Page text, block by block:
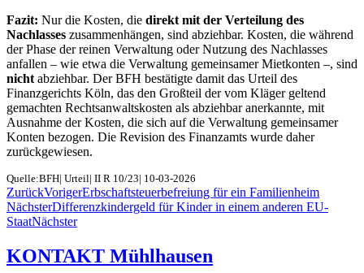
Fazit: Nur die Kosten, die direkt mit der Verteilung des
Nachlasses zusammenhängen, sind abziehbar. Kosten, die während
der Phase der reinen Verwaltung oder Nutzung des Nachlasses
anfallen – wie etwa die Verwaltung gemeinsamer Mietkonten –, sind
nicht abziehbar. Der BFH bestätigte damit das Urteil des
Finanzgerichts Köln, das den Großteil der vom Kläger geltend
gemachten Rechtsanwaltskosten als abziehbar anerkannte, mit
Ausnahme der Kosten, die sich auf die Verwaltung gemeinsamer
Konten bezogen. Die Revision des Finanzamts wurde daher
zurückgewiesen.
Quelle:BFH| Urteil| II R 10/23| 10-03-2026
ZurückVorigerErbschaftsteuerbefreiung für ein Familienheim
NächsterDifferenzkindergeld für Kinder in einem anderen EU-
StaatNächster
KONTAKT Mühlhausen